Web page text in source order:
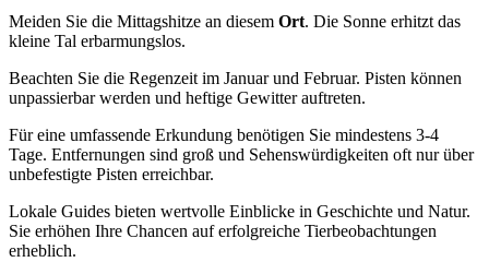
Meiden Sie die Mittagshitze an diesem Ort. Die Sonne erhitzt das
kleine Tal erbarmungslos.
Beachten Sie die Regenzeit im Januar und Februar. Pisten können
unpassierbar werden und heftige Gewitter auftreten.
Für eine umfassende Erkundung benötigen Sie mindestens 3-4
Tage. Entfernungen sind groß und Sehenswürdigkeiten oft nur über
unbefestigte Pisten erreichbar.
Lokale Guides bieten wertvolle Einblicke in Geschichte und Natur.
Sie erhöhen Ihre Chancen auf erfolgreiche Tierbeobachtungen
erheblich.